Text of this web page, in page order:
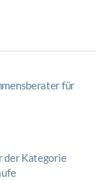
für
der Kategorie